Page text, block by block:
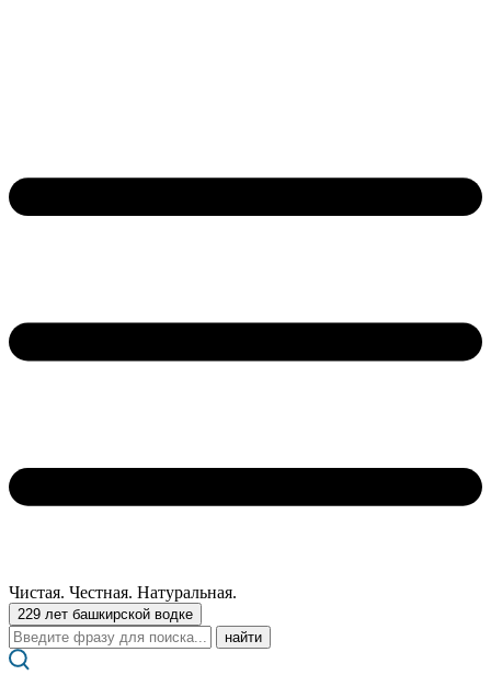
Чистая. Честная. Натуральная.
229 лет башкирской водке
Поиск: